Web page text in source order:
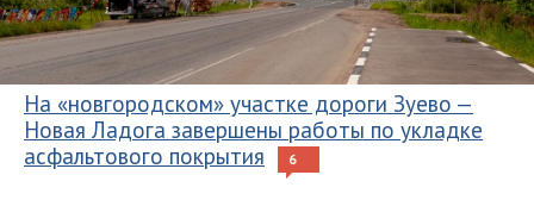
На «новгородском» участке дороги Зуево —
Новая Ладога завершены работы по укладке
асфальтового покрытия
6